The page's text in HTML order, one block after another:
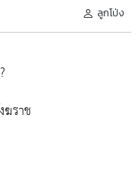
ลูกโป่ง
ราช